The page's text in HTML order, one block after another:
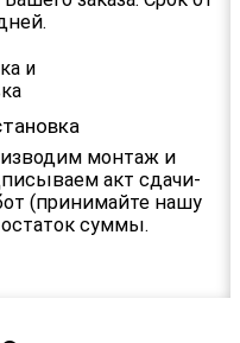
монтаж и
акт сдачи-
(принимайте нашу
суммы.